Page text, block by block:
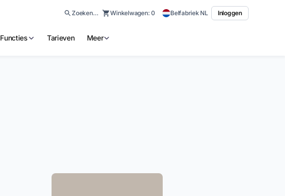
Zoeken… Winkelwagen:0 Belfabriek NL Inloggen
Functies Tarieven Meer